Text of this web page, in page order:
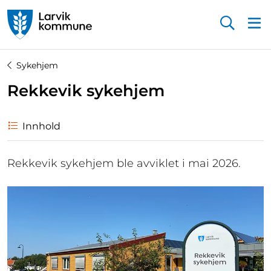
Sykehjem
Rekkevik sykehjem
Innhold
Rekkevik sykehjem ble avviklet i mai 2026.